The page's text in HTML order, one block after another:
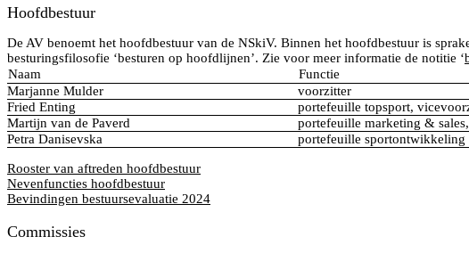
Hoofdbestuur
De AV benoemt het hoofdbestuur van de NSkiV. Binnen het hoofdbestuur is
besturingsfilosofie ‘besturen op hoofdlijnen’. Zie voor meer informatie de notitie ‘
Naam
Functie
Marjanne Mulder
voorzitter
Fried Enting
portefeuille topsport,
Martijn van de Paverd
portefeuille marketing &
Petra Danisevska
portefeuille sportontwikkeling
Rooster van aftreden hoofdbestuur
Nevenfuncties hoofdbestuur
Bevindingen bestuursevaluatie 2024
Commissies